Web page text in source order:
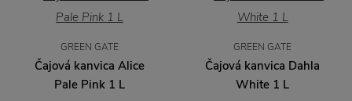
GREEN GATE
Čajová kanvica Alice
Pale Pink 1 L
GREEN GATE
Čajová kanvica Dahla
White 1 L